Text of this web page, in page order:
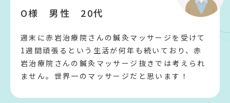
O様 男性 20代
週末に赤岩治療院さんの鍼灸マッサージを受けて
1週間頑張るという生活が何年も続いており、赤
岩治療院さんの鍼灸マッサージ抜きでは考えられ
ません。世界一のマッサージだと思います！